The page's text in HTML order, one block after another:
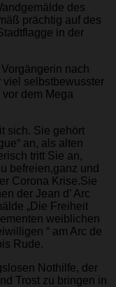
des
prächtig auf des
in der
nach
viel selbstbewusster
dem Mega
sich. Sie gehört
an, als alten
tritt Sie an,
befreien,ganz und
Corona Krise.Sie
der Jean d’ Arc
„Die Freiheit
weiblichen
“ am Arc de
Rude.
Nothilfe, der
Trost zu bringen in